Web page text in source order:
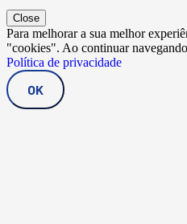
Close
Para melhorar a sua melhor
"cookies". Ao continuar
Política de privacidade
OK